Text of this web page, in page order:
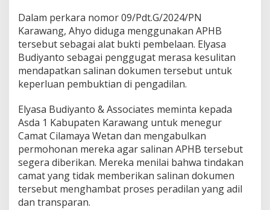
Dalam perkara nomor 09/Pdt.G/2024/PN
Karawang, Ahyo diduga menggunakan APHB
tersebut sebagai alat bukti pembelaan. Elyasa
Budiyanto sebagai penggugat merasa kesulitan
mendapatkan salinan dokumen tersebut untuk
keperluan pembuktian di pengadilan.
Elyasa Budiyanto & Associates meminta kepada
Asda 1 Kabupaten Karawang untuk menegur
Camat Cilamaya Wetan dan mengabulkan
permohonan mereka agar salinan APHB tersebut
segera diberikan. Mereka menilai bahwa tindakan
camat yang tidak memberikan salinan dokumen
tersebut menghambat proses peradilan yang adil
dan transparan.